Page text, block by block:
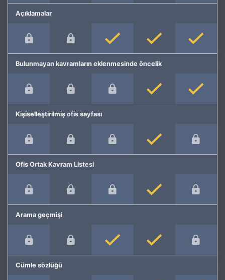
Açıklamalar
Bulunmayan kavramların eklenmesinde öncelik
Kişiselleştirilmiş ofis sayfası
Ofis Ortak Kavram Listesi
Arama geçmişi
Cümle sözlüğü